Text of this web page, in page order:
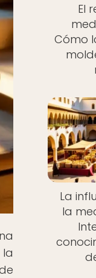
El
Cómo
La
la